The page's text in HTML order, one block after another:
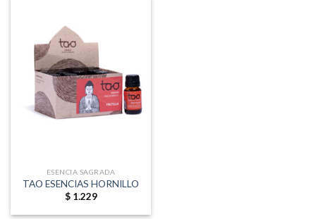
ESENCIA SAGRADA
TAO ESENCIAS HORNILLO
$1.229